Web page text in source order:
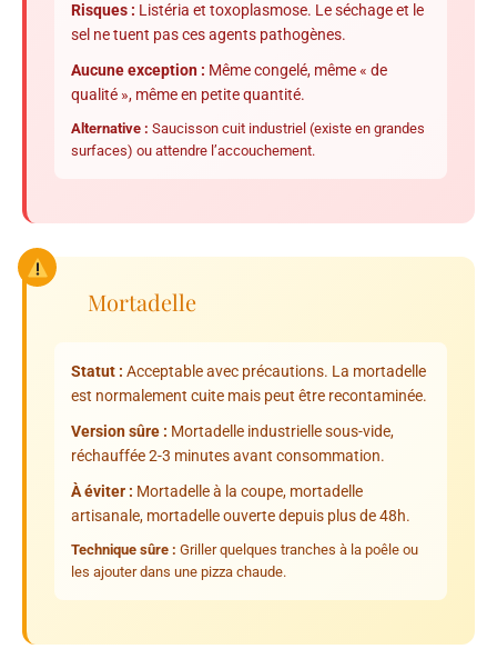
Risques : Listéria et toxoplasmose. Le séchage et le
sel ne tuent pas ces agents pathogènes.
Aucune exception : Même congelé, même « de
qualité », même en petite quantité.
Alternative : Saucisson cuit industriel (existe en grandes
surfaces) ou attendre l’accouchement.
Mortadelle
Statut : Acceptable avec précautions. La mortadelle
est normalement cuite mais peut être recontaminée.
Version sûre : Mortadelle industrielle sous-vide,
réchauffée 2-3 minutes avant consommation.
À éviter : Mortadelle à la coupe, mortadelle
artisanale, mortadelle ouverte depuis plus de 48h.
Technique sûre : Griller quelques tranches à la poêle ou
les ajouter dans une pizza chaude.